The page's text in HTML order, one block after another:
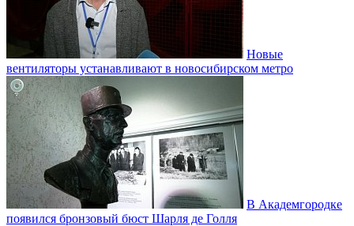
Новые
вентиляторы устанавливают в новосибирском метро
В Академгородке
появился бронзовый бюст Шарля де Голля